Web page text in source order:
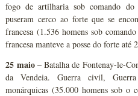
fogo de artilharia sob comando do
puseram cerco ao forte que se
francesa (1.536 homens sob
francesa manteve a posse do forte até
25 maio– Batalha de Fontenay-le-
da Vendeia. Guerra civil,
monárquicas (35.000 homens sob o